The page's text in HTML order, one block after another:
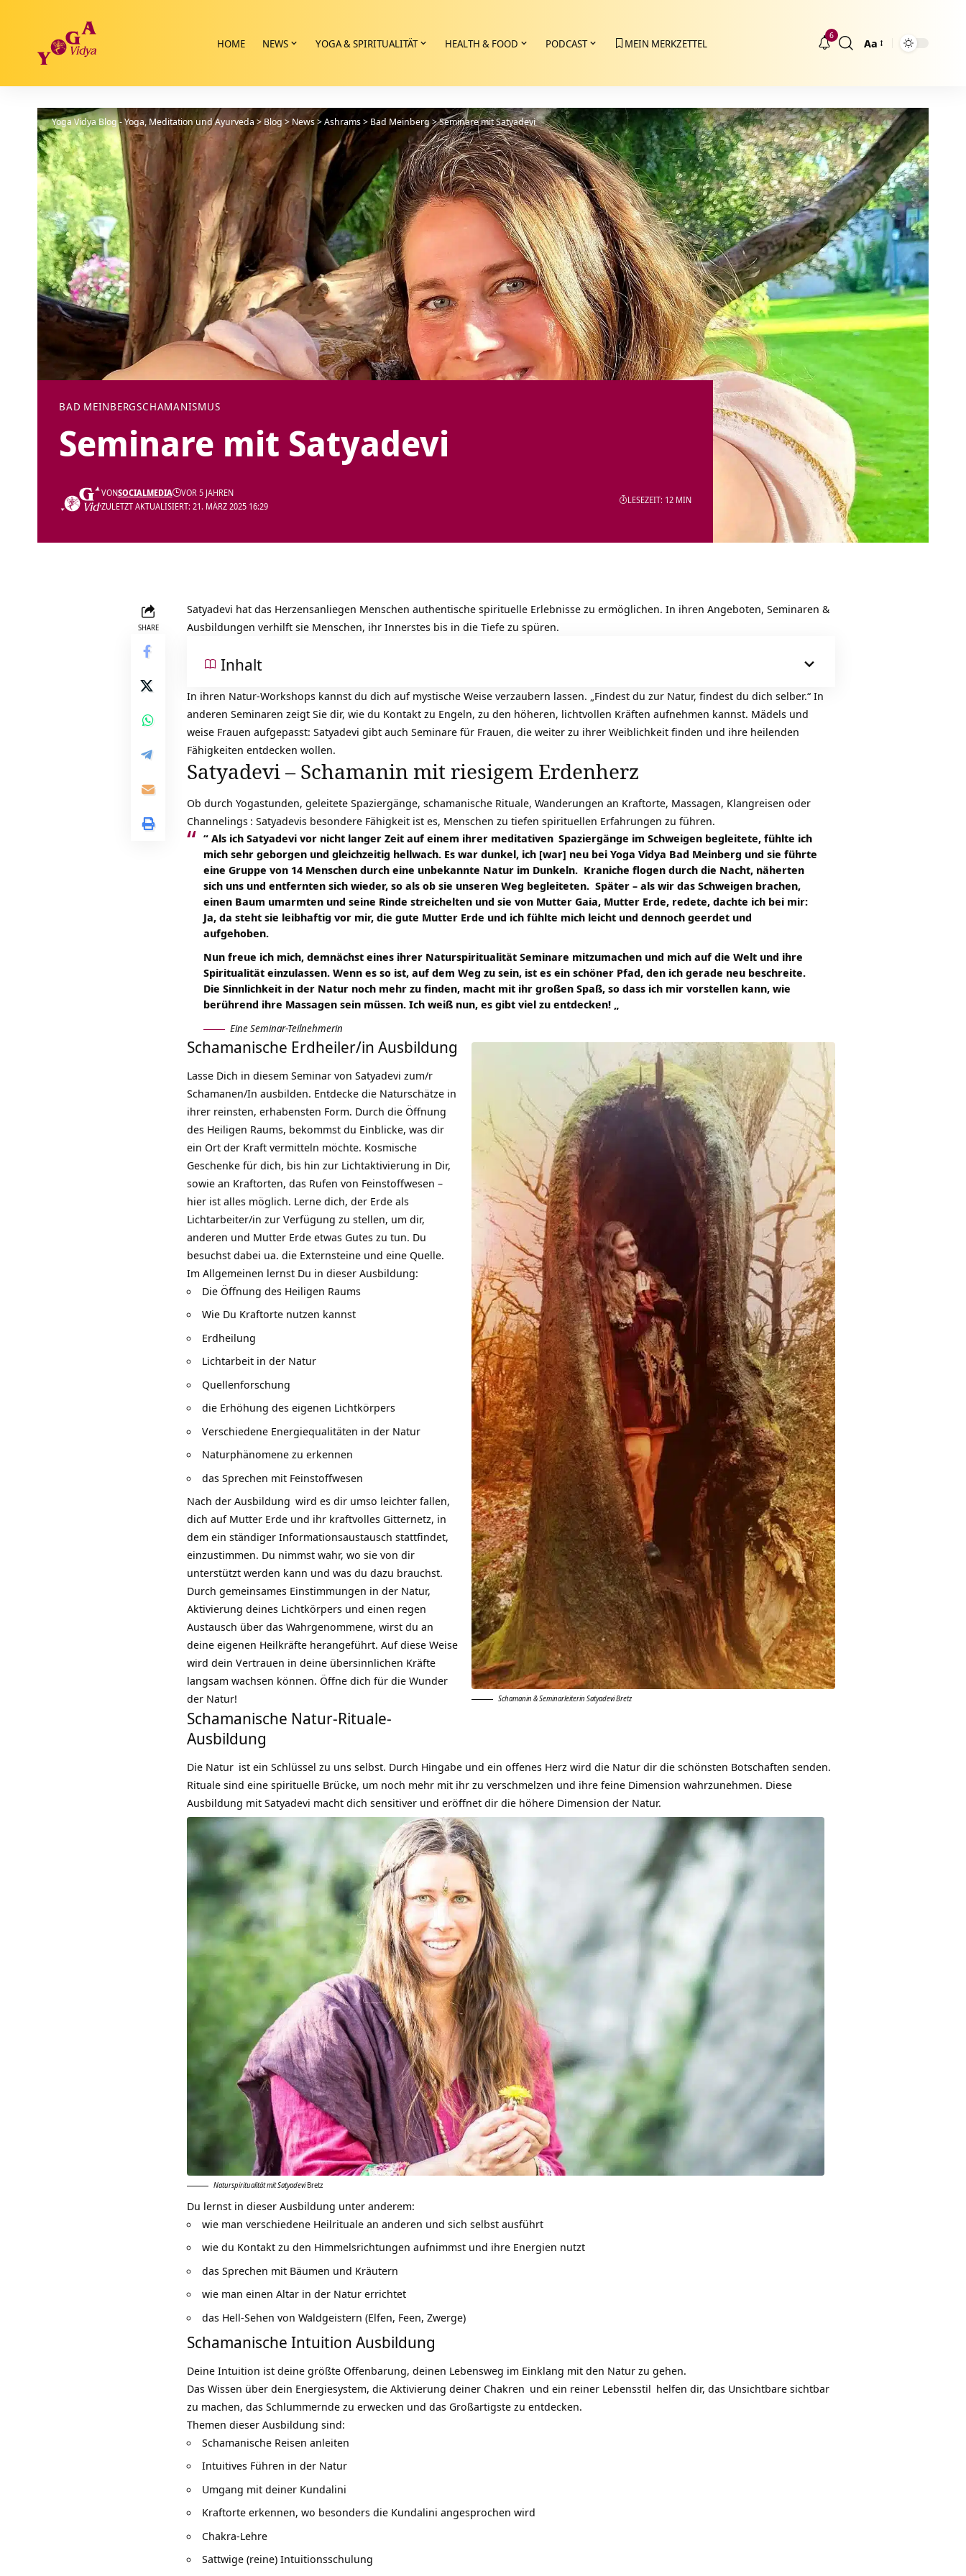
HOME NEWS YOGA & SPIRITUALITÄT HEALTH & FOOD PODCAST MEIN MERKZETTEL
6
Größenänderung
Aa
Yoga Vidya Blog - Yoga, Meditation und Ayurveda > Blog> News>Ashrams> Bad Meinberg>Seminare mit Satyadevi
BAD MEINBERGSCHAMANISMUS
Seminare mit Satyadevi
ZULETZT AKTUALISIERT: 21. MÄRZ 2025 16:29
VONSOCIALMEDIA VOR 5 JAHREN
LESEZEIT: 12 MIN
SHARE
Satyadevi hat das Herzensanliegen Menschen authentische spirituelle Erlebnisse zu ermöglichen. In ihren Angeboten, Seminaren &
Ausbildungen verhilft sie Menschen, ihr Innerstes bis in die Tiefe zu spüren.
Inhalt
In ihren Natur-Workshops kannst du dich auf mystische Weise verzaubern lassen. „Findest du zur Natur, findest du dich selber.“ In
anderen Seminaren zeigt Sie dir, wie du Kontakt zu Engeln, zu den höheren, lichtvollen Kräften aufnehmen kannst. Mädels und
weise Frauen aufgepasst: Satyadevi gibt auch Seminare für Frauen, die weiter zu ihrer Weiblichkeit finden und ihre heilenden
Fähigkeiten entdecken wollen.
Satyadevi – Schamanin mit riesigem Erdenherz
Ob durch Yogastunden, geleitete Spaziergänge, schamanische Rituale, Wanderungen an Kraftorte, Massagen, Klangreisen oder
Channelings : Satyadevis besondere Fähigkeit ist es, Menschen zu tiefen spirituellen Erfahrungen zu führen.
“ Als ich Satyadevi vor nicht langer Zeit auf einem ihrer meditativen Spaziergänge im Schweigen begleitete, fühlte ich
mich sehr geborgen und gleichzeitig hellwach. Es war dunkel, ich [war] neu bei Yoga Vidya Bad Meinberg und sie führte
eine Gruppe von 14 Menschen durch eine unbekannte Natur im Dunkeln. Kraniche flogen durch die Nacht, näherten
sich uns und entfernten sich wieder, so als ob sie unseren Weg begleiteten. Später – als wir das Schweigen brachen,
einen Baum umarmten und seine Rinde streichelten und sie von Mutter Gaia, Mutter Erde, redete, dachte ich bei mir:
Ja, da steht sie leibhaftig vor mir, die gute Mutter Erde und ich fühlte mich leicht und dennoch geerdet und
aufgehoben.
Nun freue ich mich, demnächst eines ihrer NaturspiritualitätSeminare mitzumachen und mich auf die Welt und ihre
Spiritualität einzulassen. Wenn es so ist, auf dem Weg zu sein, ist es ein schöner Pfad, den ich gerade neu beschreite.
Die Sinnlichkeit in der Natur noch mehr zu finden, macht mit ihr großen Spaß, so dass ich mir vorstellen kann, wie
berührend ihre Massagen sein müssen. Ich weiß nun, es gibt viel zu entdecken! „
Eine Seminar-Teilnehmerin
Schamanin & Seminarleiterin Satyadevi Bretz
Schamanische Erdheiler/in Ausbildung
Lasse Dich in diesem Seminar von Satyadevi zum/r
Schamanen/In ausbilden. Entdecke die Naturschätze in
ihrer reinsten, erhabensten Form. Durch die Öffnung
des Heiligen Raums, bekommst du Einblicke, was dir
ein Ort der Kraft vermitteln möchte. Kosmische
Geschenke für dich, bis hin zur Lichtaktivierung in Dir,
sowie an Kraftorten, das Rufen von Feinstoffwesen –
hier ist alles möglich. Lerne dich, der Erde als
Lichtarbeiter/in zur Verfügung zu stellen, um dir,
anderen und Mutter Erde etwas Gutes zu tun. Du
besuchst dabei ua. die Externsteine und eine Quelle.
Im Allgemeinen lernst Du in dieser Ausbildung:
Die Öffnung des Heiligen Raums
Wie Du Kraftorte nutzen kannst
Erdheilung
Lichtarbeit in der Natur
Quellenforschung
die Erhöhung des eigenen Lichtkörpers
Verschiedene Energiequalitäten in der Natur
Naturphänomene zu erkennen
das Sprechen mit Feinstoffwesen
Nach der Ausbildung wird es dir umso leichter fallen,
dich auf Mutter Erde und ihr kraftvolles Gitternetz, in
dem ein ständiger Informationsaustausch stattfindet,
einzustimmen. Du nimmst wahr, wo sie von dir
unterstützt werden kann und was du dazu brauchst.
Durch gemeinsames Einstimmungen in der Natur,
Aktivierung deines Lichtkörpers und einen regen
Austausch über das Wahrgenommene, wirst du an
deine eigenen Heilkräfte herangeführt. Auf diese Weise
wird dein Vertrauen in deine übersinnlichen Kräfte
langsam wachsen können. Öffne dich für die Wunder
der Natur!
Schamanische Natur-Rituale-
Ausbildung
Die Natur ist ein Schlüssel zu uns selbst. Durch Hingabe und ein offenes Herz wird die Natur dir die schönsten Botschaften senden.
Rituale sind eine spirituelle Brücke, um noch mehr mit ihr zu verschmelzen und ihre feine Dimension wahrzunehmen. Diese
Ausbildung mit Satyadevi macht dich sensitiver und eröffnet dir die höhere Dimension der Natur.
Naturspiritualität mit SatyadeviBretz
Du lernst in dieser Ausbildung unter anderem:
wie man verschiedene Heilrituale an anderen und sich selbst ausführt
wie du Kontakt zu den Himmelsrichtungen aufnimmst und ihre Energien nutzt
das Sprechen mit Bäumen und Kräutern
wie man einen Altar in der Natur errichtet
das Hell-Sehen von Waldgeistern (Elfen, Feen, Zwerge)
Schamanische Intuition Ausbildung
Deine Intuition ist deine größte Offenbarung, deinen Lebensweg im Einklang mit den Natur zu gehen.
Das Wissen über dein Energiesystem, die Aktivierung deiner Chakren und ein reiner Lebensstil helfen dir, das Unsichtbare sichtbar
zu machen, das Schlummernde zu erwecken und das Großartigste zu entdecken.
Themen dieser Ausbildung sind:
Schamanische Reisen anleiten
Intuitives Führen in der Natur
Umgang mit deiner Kundalini
Kraftorte erkennen, wo besonders die Kundalini angesprochen wird
Chakra-Lehre
Sattwige (reine) Intuitionsschulung